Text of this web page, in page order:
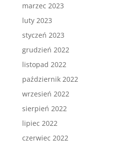
marzec 2023
luty 2023
styczeń 2023
grudzień 2022
listopad 2022
październik 2022
wrzesień 2022
sierpień 2022
lipiec 2022
czerwiec 2022